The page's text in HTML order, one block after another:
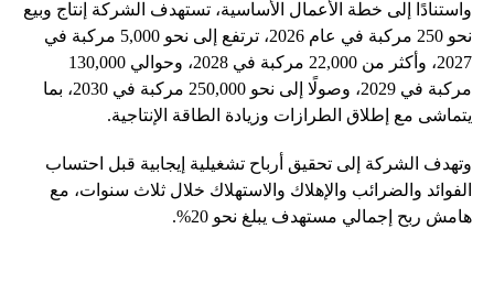
واستنادًا إلى خطة الأعمال الأساسية، تستهدف الشركة إنتاج وبيع
نحو 250 مركبة في عام 2026، ترتفع إلى نحو 5,000 مركبة في
2027، وأكثر من 22,000 مركبة في 2028، وحوالي 130,000
مركبة في 2029، وصولًا إلى نحو 250,000 مركبة في 2030، بما
يتماشى مع إطلاق الطرازات وزيادة الطاقة الإنتاجية.
وتهدف الشركة إلى تحقيق أرباح تشغيلية إيجابية قبل احتساب
الفوائد والضرائب والإهلاك والاستهلاك خلال ثلاث سنوات، مع
هامش ربح إجمالي مستهدف يبلغ نحو 20%.